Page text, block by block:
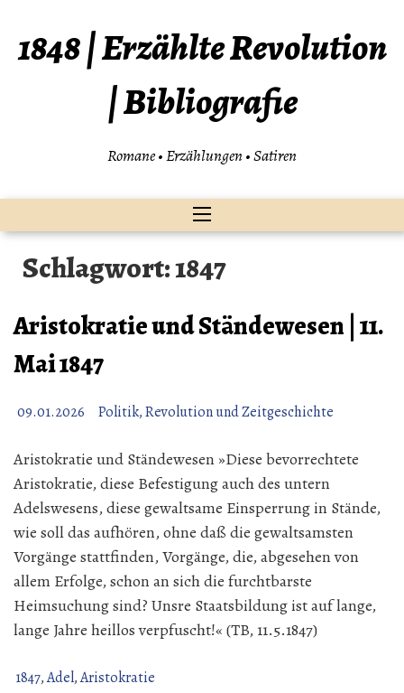
springen
1848 | Erzählte Revolution
| Bibliografie
Romane • Erzählungen • Satiren
Schlagwort:1847
Aristokratie und Ständewesen | 11.
Mai 1847
09.01.2026 Politik, Revolution und Zeitgeschichte
Aristokratie und Ständewesen »Diese bevorrechtete
Aristokratie, diese Befestigung auch des untern
Adelswesens, diese gewaltsame Einsperrung in Stände,
wie soll das aufhören, ohne daß die gewaltsamsten
Vorgänge stattfinden, Vorgänge, die, abgesehen von
allem Erfolge, schon an sich die furchtbarste
Heimsuchung sind? Unsre Staatsbildung ist auf lange,
lange Jahre heillos verpfuscht!« (TB, 11.5.1847)
1847,Adel,Aristokratie